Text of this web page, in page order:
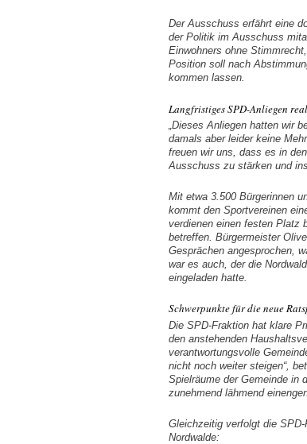
Der Ausschuss erfährt eine
der Politik im Ausschuss
Einwohners ohne
Position soll nach
kommen lassen.
Langfristiges SPD-Anliegen
„Dieses Anliegen hatten wir
damals aber leider keine
freuen wir uns, dass es in
Ausschuss zu stärken und
Mit etwa 3.500 Bürgerinnen
kommt den Sportvereinen
verdienen einen festen Platz
betreffen. Bürgermeister
Gesprächen angesprochen,
war es auch, der die
eingeladen hatte.
Schwerpunkte für die neue
Die SPD-Fraktion hat klare
den anstehenden
verantwortungsvolle
nicht noch weiter steigen“,
Spielräume der Gemeinde in
zunehmend lähmend
Gleichzeitig verfolgt die
Nordwalde: